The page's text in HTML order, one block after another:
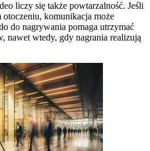
liczy się także powtarzalność. Jeśli
komunikacja może
do nagrywania pomaga utrzymać
nawet wtedy, gdy nagrania realizują